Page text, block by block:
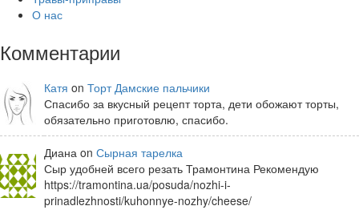
О нас
Комментарии
Катя on Торт Дамские пальчики
Спасибо за вкусный рецепт торта, дети обожают торты,
обязательно приготовлю, спасибо.
Диана on Сырная тарелка
Сыр удобней всего резать Трамонтина Рекомендую
https://tramontina.ua/posuda/nozhi-i-
prinadlezhnosti/kuhonnye-nozhy/cheese/